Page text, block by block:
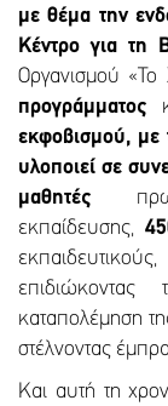
με θέμα την
Κέντρο για τη
Οργανισμού «Το
προγράμματος
εκφοβισμού, με
υλοποιεί σε
μαθητές
εκπαίδευσης,
καταπολέμηση
στέλνοντας
Και αυτή τη